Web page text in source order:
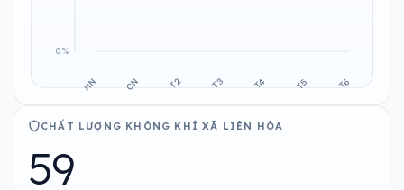
CHẤT LƯỢNG KHÔNG KHÍ XÃ LIÊN HÒA
59